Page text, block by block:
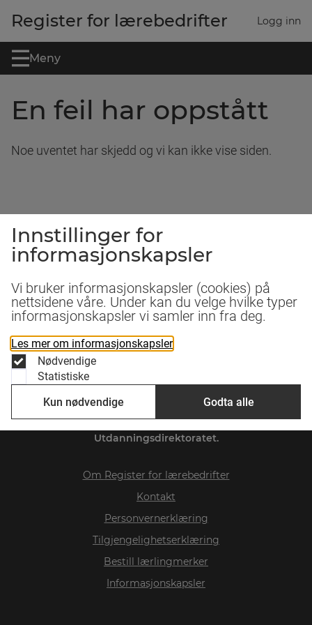
Register for lærebedrifter Logg inn
Meny
En feil har oppstått
Noe uventet har skjedd og vi kan ikke vise siden.
Register for lærebedrifterer levert av
Utdanningsdirektoratet.
Om Register for lærebedrifter
Kontakt
Personvernerklæring
Tilgjengelighetserklæring
Bestill lærlingmerker
Informasjonskapsler
Innstillinger for
informasjonskapsler
Vi bruker informasjonskapsler (cookies) på
nettsidene våre. Under kan du velge hvilke typer
informasjonskapsler vi samler inn fra deg.
Les mer om informasjonskapsler
Nødvendige
Statistiske
Kun nødvendige
Godta alle